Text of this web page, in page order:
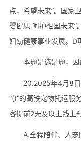
点，希望未来”。国家
婴健康 呵护祖国未来”
妇幼健康事业发展。D
本题是选是题，因
20.2025年4月8
“()”的高铁宠物托运服
客提前2天及以上线上
A.全程陪伴、人